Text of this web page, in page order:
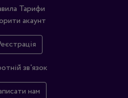
Тарифи
акаунт
зв'язок
нам